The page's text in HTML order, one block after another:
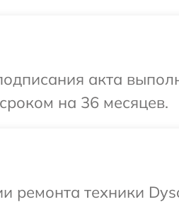
акта
на 36 месяцев.
техники